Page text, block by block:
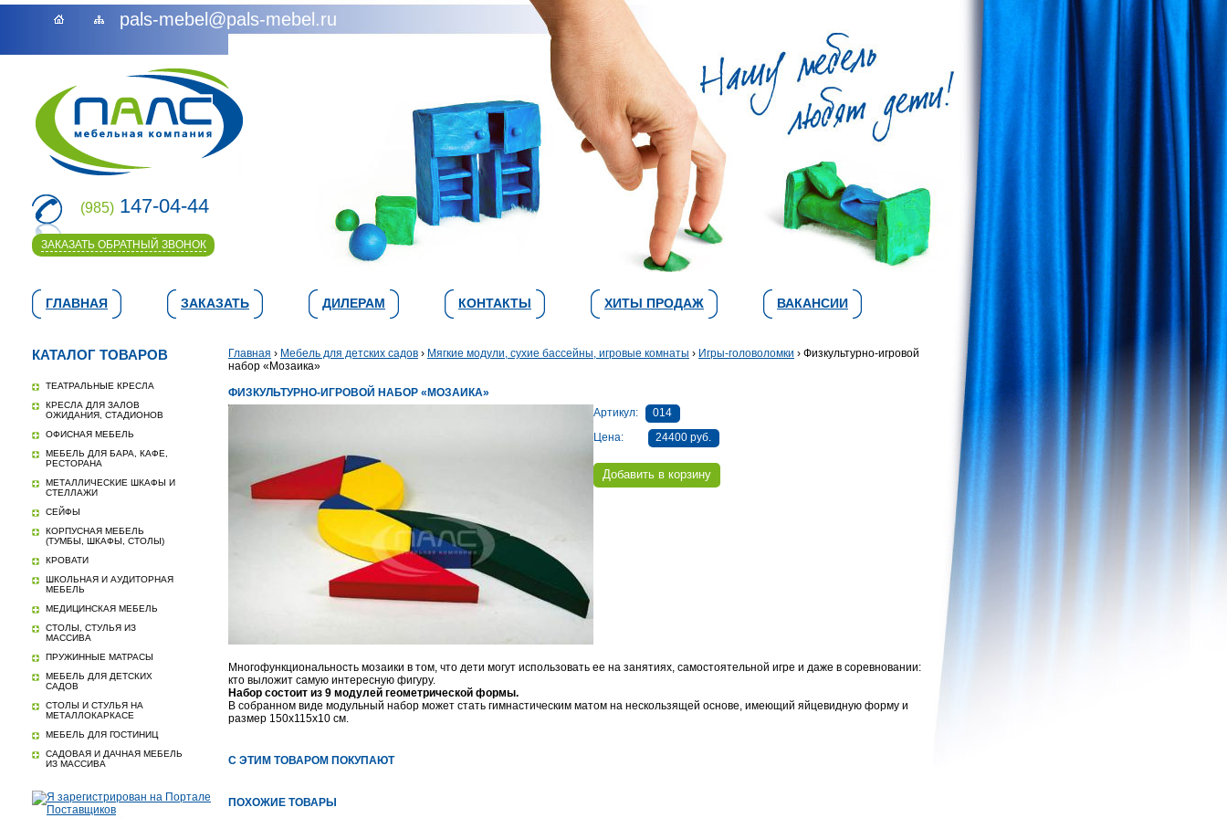
pals-mebel@pals-mebel.ru
(985) 147-04-44
ЗАКАЗАТЬ ОБРАТНЫЙ ЗВОНОК
ГЛАВНАЯ ЗАКАЗАТЬ ДИЛЕРАМ КОНТАКТЫ ХИТЫ ПРОДАЖ ВАКАНСИИ
КАТАЛОГ ТОВАРОВ
ТЕАТРАЛЬНЫЕ КРЕСЛА
КРЕСЛА ДЛЯ ЗАЛОВ
ОЖИДАНИЯ, СТАДИОНОВ
ОФИСНАЯ МЕБЕЛЬ
МЕБЕЛЬ ДЛЯ БАРА, КАФЕ,
РЕСТОРАНА
МЕТАЛЛИЧЕСКИЕ ШКАФЫ И
СТЕЛЛАЖИ
СЕЙФЫ
КОРПУСНАЯ МЕБЕЛЬ
(ТУМБЫ, ШКАФЫ, СТОЛЫ)
КРОВАТИ
ШКОЛЬНАЯ И АУДИТОРНАЯ
МЕБЕЛЬ
МЕДИЦИНСКАЯ МЕБЕЛЬ
СТОЛЫ, СТУЛЬЯ ИЗ
МАССИВА
ПРУЖИННЫЕ МАТРАСЫ
МЕБЕЛЬ ДЛЯ ДЕТСКИХ
САДОВ
СТОЛЫ И СТУЛЬЯ НА
МЕТАЛЛОКАРКАСЕ
МЕБЕЛЬ ДЛЯ ГОСТИНИЦ
САДОВАЯ И ДАЧНАЯ МЕБЕЛЬ
ИЗ МАССИВА
Главная › Мебель для детских садов › Мягкие модули, сухие бассейны, игровые комнаты › Игры-головоломки › Физкультурно-игровой
набор «Мозаика»
ФИЗКУЛЬТУРНО-ИГРОВОЙ НАБОР «МОЗАИКА»
Артикул:
014
Цена:
24400 руб.
Многофункциональность мозаики в том, что дети могут использовать ее на занятиях, самостоятельной игре и даже в соревновании:
кто выложит самую интересную фигуру.
Набор состоит из 9 модулей геометрической формы.
В собранном виде модульный набор может стать гимнастическим матом на нескользящей основе, имеющий яйцевидную форму и
размер 150х115х10 см.
С ЭТИМ ТОВАРОМ ПОКУПАЮТ
ПОХОЖИЕ ТОВАРЫ